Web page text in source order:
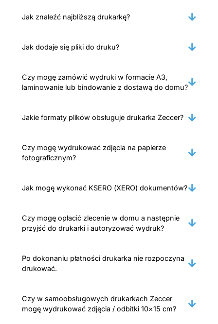
Jak znaleźć najbliższą drukarkę?
Jak dodaje się pliki do druku?
Czy mogę zamówić wydruki w formacie A3,
laminowanie lub bindowanie z dostawą do domu?
Jakie formaty plików obsługuje drukarka Zeccer?
Czy mogę wydrukować zdjęcia na papierze
fotograficznym?
Jak mogę wykonać KSERO (XERO) dokumentów?
Czy mogę opłacić zlecenie w domu a następnie
przyjść do drukarki i autoryzować wydruk?
Po dokonaniu płatności drukarka nie rozpoczyna
drukować.
Czy w samoobsługowych drukarkach Zeccer
mogę wydrukować zdjęcia / odbitki 10×15 cm?